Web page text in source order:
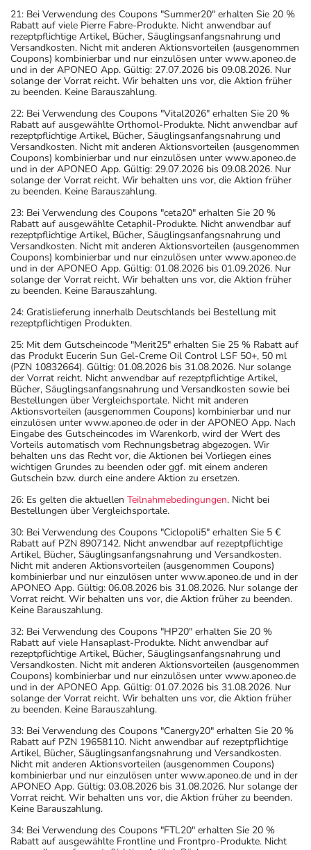
21: Bei Verwendung des Coupons "Summer20" erhalten Sie 20 %
Rabatt auf viele Pierre Fabre-Produkte. Nicht anwendbar auf
rezeptpflichtige Artikel, Bücher, Säuglingsanfangsnahrung und
Versandkosten. Nicht mit anderen Aktionsvorteilen (ausgenommen
Coupons) kombinierbar und nur einzulösen unter www.aponeo.de
und in der APONEO App. Gültig: 27.07.2026 bis 09.08.2026. Nur
solange der Vorrat reicht. Wir behalten uns vor, die Aktion früher
zu beenden. Keine Barauszahlung.
22: Bei Verwendung des Coupons "Vital2026" erhalten Sie 20 %
Rabatt auf ausgewählte Orthomol-Produkte. Nicht anwendbar auf
rezeptpflichtige Artikel, Bücher, Säuglingsanfangsnahrung und
Versandkosten. Nicht mit anderen Aktionsvorteilen (ausgenommen
Coupons) kombinierbar und nur einzulösen unter www.aponeo.de
und in der APONEO App. Gültig: 29.07.2026 bis 09.08.2026. Nur
solange der Vorrat reicht. Wir behalten uns vor, die Aktion früher
zu beenden. Keine Barauszahlung.
23: Bei Verwendung des Coupons "ceta20" erhalten Sie 20 %
Rabatt auf ausgewählte Cetaphil-Produkte. Nicht anwendbar auf
rezeptpflichtige Artikel, Bücher, Säuglingsanfangsnahrung und
Versandkosten. Nicht mit anderen Aktionsvorteilen (ausgenommen
Coupons) kombinierbar und nur einzulösen unter www.aponeo.de
und in der APONEO App. Gültig: 01.08.2026 bis 01.09.2026. Nur
solange der Vorrat reicht. Wir behalten uns vor, die Aktion früher
zu beenden. Keine Barauszahlung.
24: Gratislieferung innerhalb Deutschlands bei Bestellung mit
rezeptpflichtigen Produkten.
25: Mit dem Gutscheincode "Merit25" erhalten Sie 25 % Rabatt auf
das Produkt Eucerin Sun Gel-Creme Oil Control LSF 50+, 50 ml
(PZN 10832664). Gültig: 01.08.2026 bis 31.08.2026. Nur solange
der Vorrat reicht. Nicht anwendbar auf rezeptpflichtige Artikel,
Bücher, Säuglingsanfangsnahrung und Versandkosten sowie bei
Bestellungen über Vergleichsportale. Nicht mit anderen
Aktionsvorteilen (ausgenommen Coupons) kombinierbar und nur
einzulösen unter www.aponeo.de oder in der APONEO App. Nach
Eingabe des Gutscheincodes im Warenkorb, wird der Wert des
Vorteils automatisch vom Rechnungsbetrag abgezogen. Wir
behalten uns das Recht vor, die Aktionen bei Vorliegen eines
wichtigen Grundes zu beenden oder ggf. mit einem anderen
Gutschein bzw. durch eine andere Aktion zu ersetzen.
26: Es gelten die aktuellen Teilnahmebedingungen. Nicht bei
Bestellungen über Vergleichsportale.
30: Bei Verwendung des Coupons "Ciclopoli5" erhalten Sie 5 €
Rabatt auf PZN 8907142. Nicht anwendbar auf rezeptpflichtige
Artikel, Bücher, Säuglingsanfangsnahrung und Versandkosten.
Nicht mit anderen Aktionsvorteilen (ausgenommen Coupons)
kombinierbar und nur einzulösen unter www.aponeo.de und in der
APONEO App. Gültig: 06.08.2026 bis 31.08.2026. Nur solange der
Vorrat reicht. Wir behalten uns vor, die Aktion früher zu beenden.
Keine Barauszahlung.
32: Bei Verwendung des Coupons "HP20" erhalten Sie 20 %
Rabatt auf viele Hansaplast-Produkte. Nicht anwendbar auf
rezeptpflichtige Artikel, Bücher, Säuglingsanfangsnahrung und
Versandkosten. Nicht mit anderen Aktionsvorteilen (ausgenommen
Coupons) kombinierbar und nur einzulösen unter www.aponeo.de
und in der APONEO App. Gültig: 01.07.2026 bis 31.08.2026. Nur
solange der Vorrat reicht. Wir behalten uns vor, die Aktion früher
zu beenden. Keine Barauszahlung.
33: Bei Verwendung des Coupons "Canergy20" erhalten Sie 20 %
Rabatt auf PZN 19658110. Nicht anwendbar auf rezeptpflichtige
Artikel, Bücher, Säuglingsanfangsnahrung und Versandkosten.
Nicht mit anderen Aktionsvorteilen (ausgenommen Coupons)
kombinierbar und nur einzulösen unter www.aponeo.de und in der
APONEO App. Gültig: 03.08.2026 bis 31.08.2026. Nur solange der
Vorrat reicht. Wir behalten uns vor, die Aktion früher zu beenden.
Keine Barauszahlung.
34: Bei Verwendung des Coupons "FTL20" erhalten Sie 20 %
Rabatt auf ausgewählte Frontline und Frontpro-Produkte. Nicht